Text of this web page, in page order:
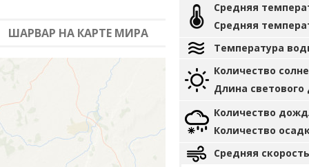
ШАРВАР НА КАРТЕ МИРА
Средняя
Средняя
Температура
Количество
Длина светового
Количество
Количество
Средняя